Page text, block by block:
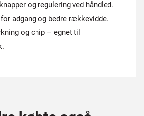
og regulering ved håndled.
adgang og bedre rækkevidde.
og chip – egnet til